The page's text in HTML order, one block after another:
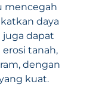
mencegah
daya
juga dapat
tanah,
dengan
kuat.